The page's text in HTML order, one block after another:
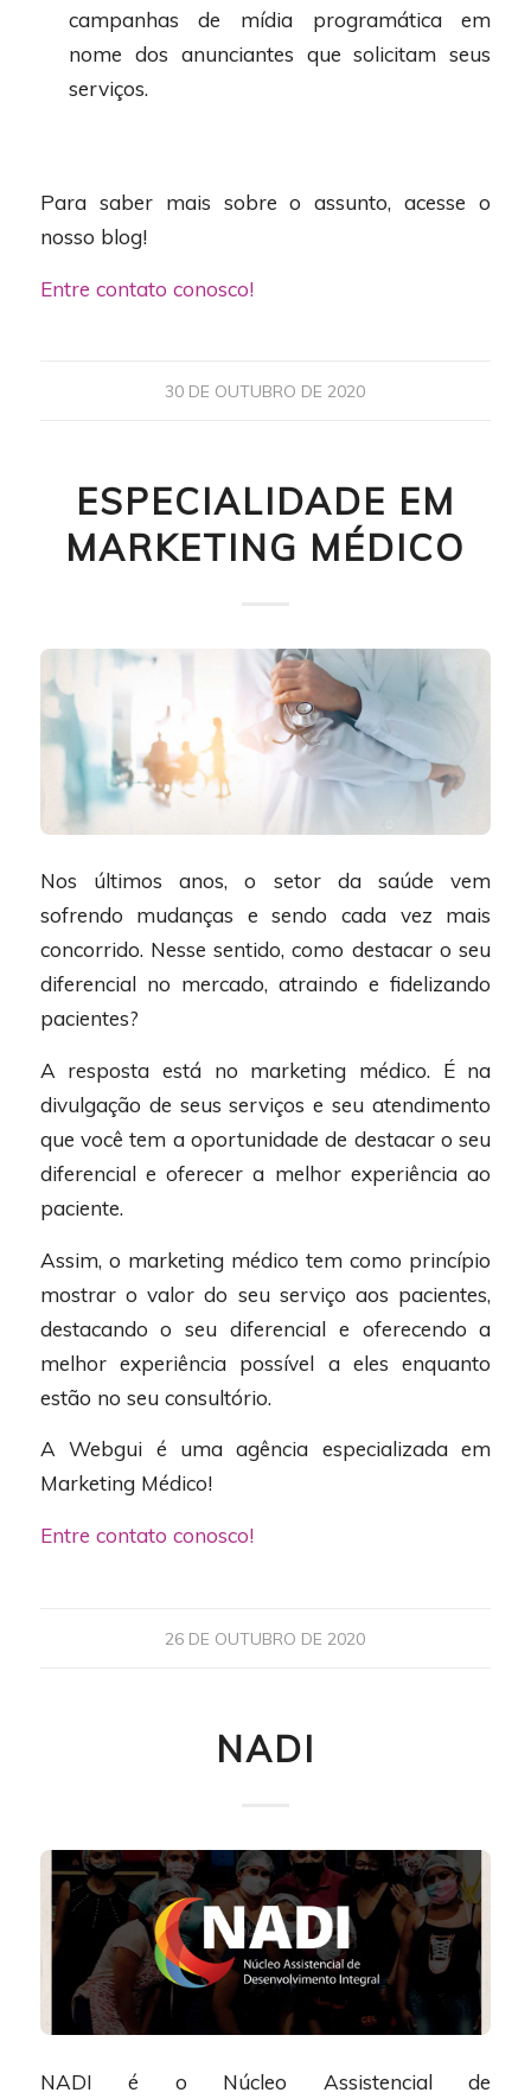
campanhas de mídia programática em
nome dos anunciantes que solicitam seus
serviços.
Para saber mais sobre o assunto, acesse o
nosso blog!
Entre contato conosco!
30 DE OUTUBRO DE 2020
ESPECIALIDADE EM
MARKETING MÉDICO
Nos últimos anos, o setor da saúde vem
sofrendo mudanças e sendo cada vez mais
concorrido. Nesse sentido, como destacar o seu
diferencial no mercado, atraindo e fidelizando
pacientes?
A resposta está no marketing médico. É na
divulgação de seus serviços e seu atendimento
que você tem a oportunidade de destacar o seu
diferencial e oferecer a melhor experiência ao
paciente.
Assim, o marketing médico tem como princípio
mostrar o valor do seu serviço aos pacientes,
destacando o seu diferencial e oferecendo a
melhor experiência possível a eles enquanto
estão no seu consultório.
A Webgui é uma agência especializada em
Marketing Médico!
Entre contato conosco!
26 DE OUTUBRO DE 2020
NADI
NADI é o Núcleo Assistencial de